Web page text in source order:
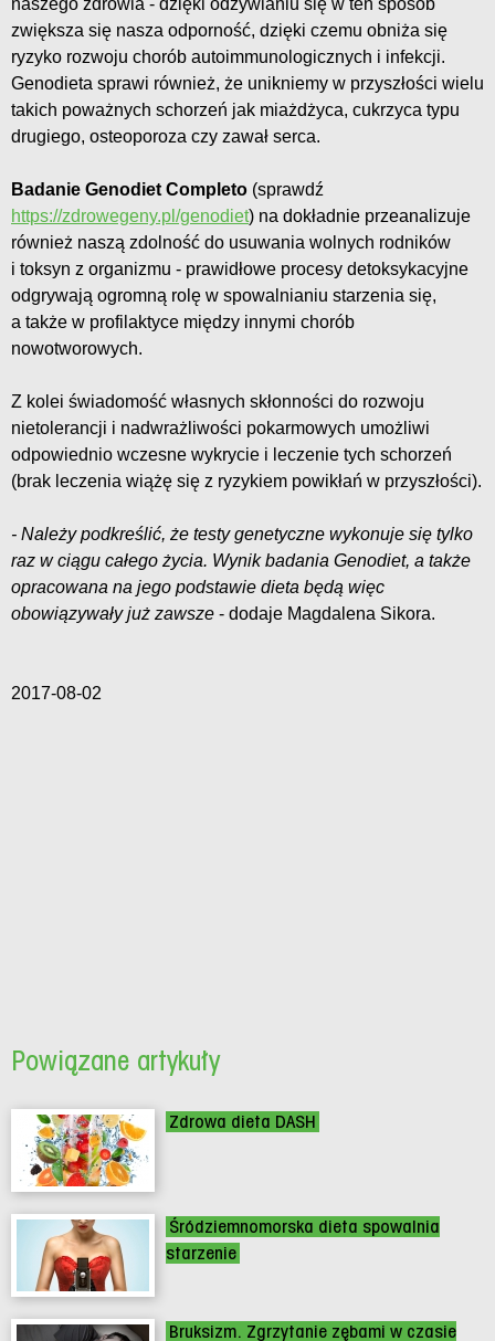
zwiększa się nasza odporność, dzięki czemu obniża się
ryzyko rozwoju chorób autoimmunologicznych i infekcji.
Genodieta sprawi również, że unikniemy w przyszłości wielu
takich poważnych schorzeń jak miażdżyca, cukrzyca typu
drugiego, osteoporoza czy zawał serca.
Badanie Genodiet Completo (sprawdź
https://zdrowegeny.pl/genodiet) na dokładnie przeanalizuje
również naszą zdolność do usuwania wolnych rodników
i toksyn z organizmu - prawidłowe procesy detoksykacyjne
odgrywają ogromną rolę w spowalnianiu starzenia się,
a także w profilaktyce między innymi chorób
nowotworowych.
Z kolei świadomość własnych skłonności do rozwoju
nietolerancji i nadwrażliwości pokarmowych umożliwi
odpowiednio wczesne wykrycie i leczenie tych schorzeń
(brak leczenia wiążę się z ryzykiem powikłań w przyszłości).
- Należy podkreślić, że testy genetyczne wykonuje się tylko
raz w ciągu całego życia. Wynik badania Genodiet, a także
opracowana na jego podstawie dieta będą więc
obowiązywały już zawsze - dodaje Magdalena Sikora.
2017-08-02
Powiązane artykuły
Zdrowa dieta DASH
Śródziemnomorska dieta spowalnia
starzenie
Bruksizm. Zgrzytanie zębami w czasie